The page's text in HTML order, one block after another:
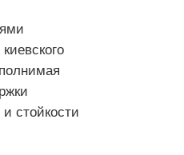
стойкости